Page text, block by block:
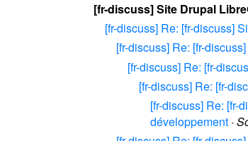
[fr-discuss] Site Drupal
[fr-discuss] Re: [fr-discuss]
[fr-discuss] Re: [fr-
[fr-discuss] Re: [fr-
[fr-discuss] Re: [fr-
[fr-discuss] Re: [fr-
développement ·